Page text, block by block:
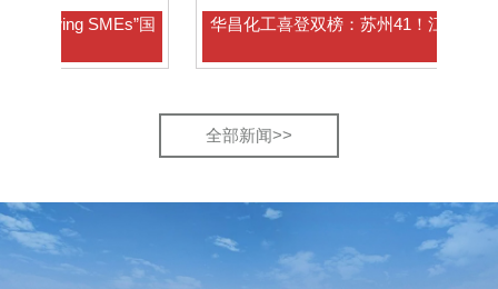
SMEs”国 华昌化工喜登双榜：苏州41！江苏162！
全部新闻>>